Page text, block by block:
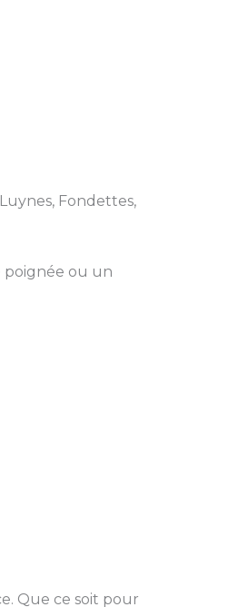
Fondettes,
poignée ou un
Que ce soit pour